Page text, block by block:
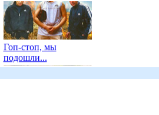
Гоп-стоп, мы
подошли...